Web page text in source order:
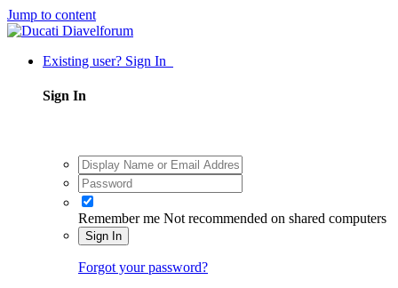
Jump to content
Existing user? Sign In
Sign In
Remember me Not recommended on shared computers
Sign In
Forgot your password?